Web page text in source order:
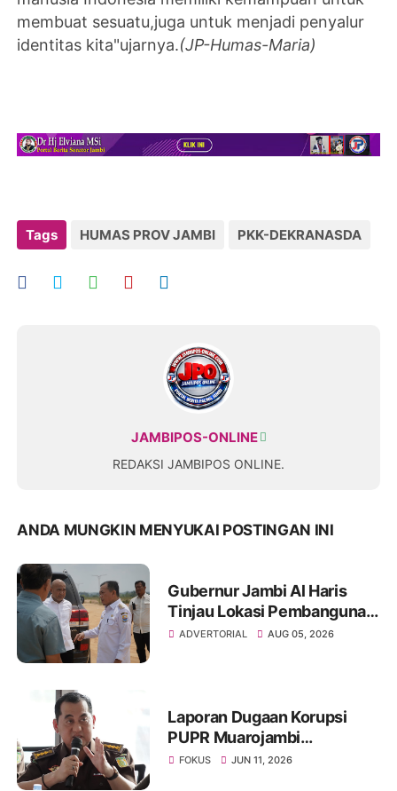
membuat sesuatu,juga untuk menjadi penyalur
identitas kita"ujarnya.(JP-Humas-Maria)
Tags HUMAS PROV JAMBI PKK-DEKRANASDA
JAMBIPOS-ONLINE
REDAKSI JAMBIPOS ONLINE.
ANDA MUNGKIN MENYUKAI POSTINGAN INI
Gubernur Jambi Al Haris
Tinjau Lokasi Pembangunan
Sekolah Rakyat dan Lokasi
ADVERTORIAL AUG 05, 2026
Laporan Dugaan Korupsi
PUPR Muarojambi
Dilimpahkan, Muncul
FOKUS JUN 11, 2026